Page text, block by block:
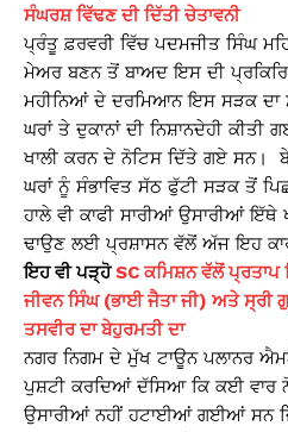
ਸੰਘਰਸ਼ ਵਿੱਢਣ ਦੀ ਦਿੱਤੀ ਚੇਤਾਵਨੀ
ਪ੍ਰੰਤੂ ਫ਼ਰਵਰੀ ਵਿੱਚ ਪਦਮਜੀਤ ਸਿੰਘ
ਮੇਅਰ ਬਣਨ ਤੋਂ ਬਾਅਦ ਇਸ ਦੀ
ਮਹੀਨਿਆਂ ਦੇ ਦਰਮਿਆਨ ਇਸ ਸੜਕ
ਘਰਾਂ ਤੇ ਦੁਕਾਨਾਂ ਦੀ ਨਿਸ਼ਾਨਦੇਹੀ
ਖਾਲੀ ਕਰਨ ਦੇ ਨੋਟਿਸ ਦਿੱਤੇ ਗਏ ਸਨ।
ਘਰਾਂ ਨੂੰ ਸੰਭਾਵਿਤ ਸੱਠ ਫੁੱਟੀ ਸੜਕ ਤੋਂ
ਹਾਲੇ ਵੀ ਕਾਫੀ ਸਾਰੀਆਂ ਉਸਾਰੀਆਂ
ਢਾਉਣ ਲਈ ਪ੍ਰਸ਼ਾਸਨ ਵੱਲੋਂ ਅੱਜ ਇਹ
ਇਹ ਵੀ ਪੜ੍ਹੋSC ਕਮਿਸ਼ਨ ਵੱਲੋਂ ਪ੍ਰਤਾਪ
ਜੀਵਨ ਸਿੰਘ (ਭਾਈ ਜੈਤਾ ਜੀ) ਅਤੇ ਸ੍ਰੀ
ਤਸਵੀਰ ਦਾ ਬੇਹੁਰਮਤੀ ਦਾ
ਨਗਰ ਨਿਗਮ ਦੇ ਮੁੱਖ ਟਾਊਨ ਪਲਾਨਰ
ਪੁਸ਼ਟੀ ਕਰਦਿਆਂ ਦੱਸਿਆ ਕਿ ਕਈ ਵਾਰ
ਉਸਾਰੀਆਂ ਨਹੀਂ ਹਟਾਈਆਂ ਗਈਆਂ ਸਨ